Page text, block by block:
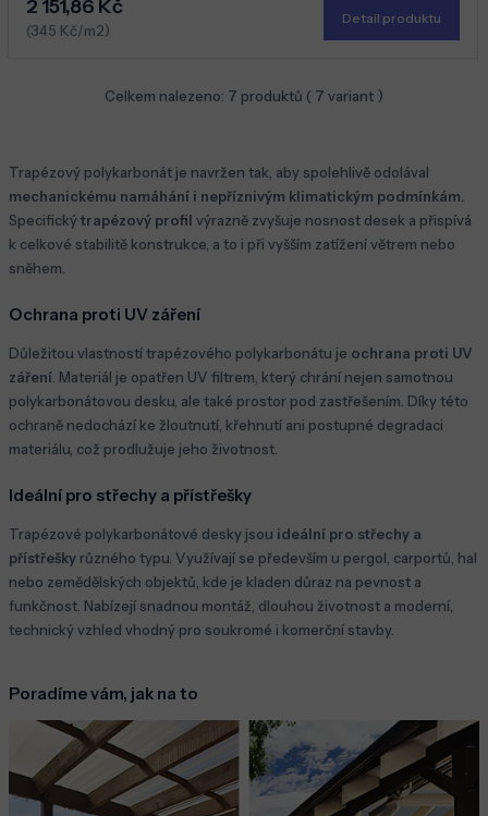
2 151,86 Kč
(345 Kč/m2)
Detail produktu
Celkem nalezeno: 7 produktů ( 7 variant )
Trapézový polykarbonát je navržen tak, aby spolehlivě odolával
mechanickému namáhání i nepříznivým klimatickým podmínkám.
Specifickýtrapézový profil výrazně zvyšuje nosnost desek a přispívá
k celkové stabilitě konstrukce, a to i při vyšším zatížení větrem nebo
sněhem.
Ochrana proti UV záření
Důležitou vlastností trapézového polykarbonátu je ochrana proti UV
záření . Materiál je opatřen UV filtrem, který chrání nejen samotnou
polykarbonátovou desku, ale také prostor pod zastřešením. Díky této
ochraně nedochází ke žloutnutí, křehnutí ani postupné degradaci
materiálu, což prodlužuje jeho životnost.
Ideální pro střechy a přístřešky
Trapézové polykarbonátové desky jsou ideální pro střechy a
přístřešky různého typu. Využívají se především u pergol, carportů, hal
nebo zemědělských objektů, kde je kladen důraz na pevnost a
funkčnost. Nabízejí snadnou montáž, dlouhou životnost a moderní,
technický vzhled vhodný pro soukromé i komerční stavby.
Poradíme vám, jak na to